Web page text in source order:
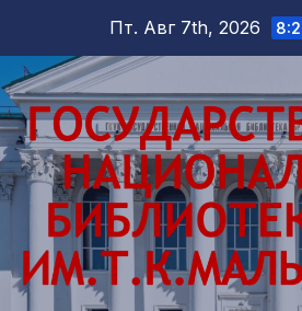
содержимому
Пт. Авг 7th, 2026